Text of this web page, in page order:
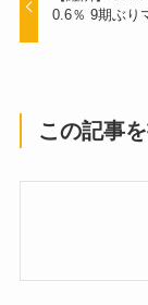
0.6％ 9期ぶり
この記事